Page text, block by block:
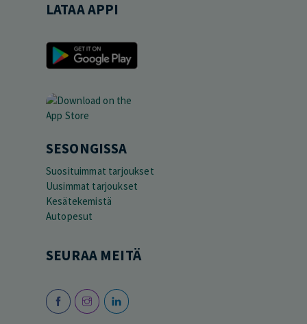
LATAA APPI
SESONGISSA
Suosituimmat tarjoukset
Uusimmat tarjoukset
Kesätekemistä
Autopesut
SEURAA MEITÄ